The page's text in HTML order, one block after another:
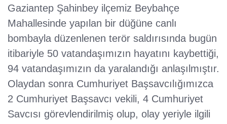
Gaziantep Şahinbey ilçemiz Beybahçe
Mahallesinde yapılan bir düğüne canlı
bombayla düzenlenen terör saldırısında bugün
itibariyle 50 vatandaşımızın hayatını kaybettiği,
94 vatandaşımızın da yaralandığı anlaşılmıştır.
Olaydan sonra Cumhuriyet Başsavcılığımızca
2 Cumhuriyet Başsavcı vekili, 4 Cumhuriyet
Savcısı görevlendirilmiş olup, olay yeriyle ilgili